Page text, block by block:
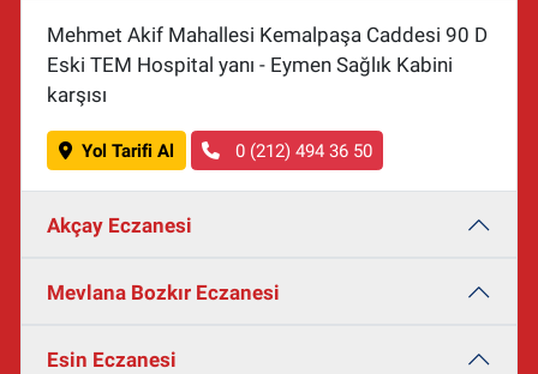
Mehmet Akif Mahallesi Kemalpaşa Caddesi 90 D
Eski TEM Hospital yanı - Eymen Sağlık Kabini
karşısı
Yol Tarifi Al 0 (212) 494 36 50
Akçay Eczanesi
Mevlana Bozkır Eczanesi
Esin Eczanesi